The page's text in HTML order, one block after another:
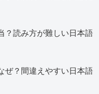
？読み方が難しい日本語
ぜ？間違えやすい日本語